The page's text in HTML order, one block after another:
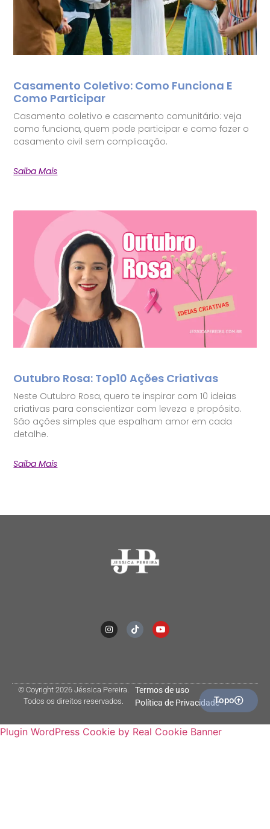
Casamento Coletivo: Como Funciona E
Como Participar
Casamento coletivo e casamento comunitário: veja
como funciona, quem pode participar e como fazer o
casamento civil sem complicação.
Saiba Mais
Outubro Rosa: Top10 Ações Criativas
Neste Outubro Rosa, quero te inspirar com 10 ideias
criativas para conscientizar com leveza e propósito.
São ações simples que espalham amor em cada
detalhe.
Saiba Mais
© Coyright 2026 Jéssica Pereira.
Todos os direitos reservados.
Termos de uso
Política de PrivacidadeTopo
Plugin WordPress Cookie by Real Cookie Banner